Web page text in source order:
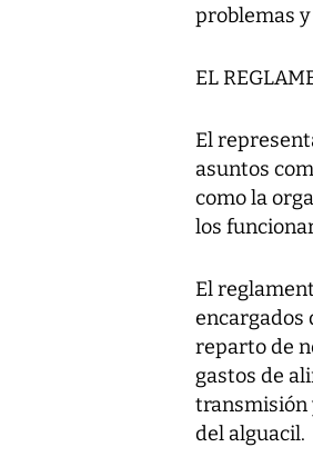
problemas
EL
El
asuntos
como la
los
El
encargados
reparto de
gastos de
transmisión
del alguacil.